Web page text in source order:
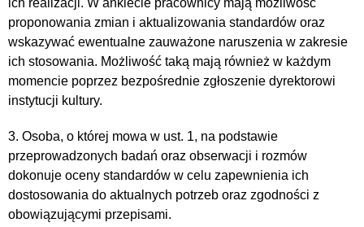
ich realizacji. W ankiecie pracownicy mają możliwość
proponowania zmian i aktualizowania standardów oraz
wskazywać ewentualne zauważone naruszenia w zakresie
ich stosowania. Możliwość taką mają również w każdym
momencie poprzez bezpośrednie zgłoszenie dyrektorowi
instytucji kultury.
3. Osoba, o której mowa w ust. 1, na podstawie
przeprowadzonych badań oraz obserwacji i rozmów
dokonuje oceny standardów w celu zapewnienia ich
dostosowania do aktualnych potrzeb oraz zgodności z
obowiązującymi przepisami.